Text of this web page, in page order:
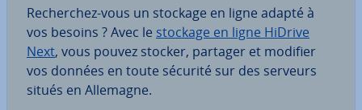
Re­cher­chez-vous un stockage en ligne adapté à
vos besoins ? Avec le stockage en ligne HiDrive
Next, vous pouvez stocker, partager et modifier
vos données en toute sécurité sur des serveurs
situés en Allemagne.